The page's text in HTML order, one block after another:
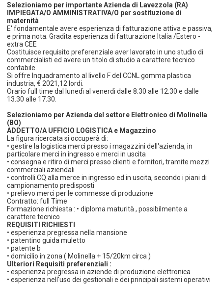
Selezioniamo per importante Azienda di Lavezzola (RA)
IMPIEGATA/O AMMINISTRATIVA/O per sostituzione di
maternità
E' fondamentale avere esperienza di fatturazione attiva e passiva,
e prima nota. Gradita esperienza di fatturazione Italia /Estero -
extra CEE
Costituisce requisito preferenziale aver lavorato in uno studio di
commercialisti ed avere un titolo di studio a carattere tecnico
contabile.
Si offre Inquadramento al livello F del CCNL gomma plastica
industria, € 2021,12 lordi.
Orario full time dal lunedì al venerdì dalle 8.30 alle 12.30 e dalle
13.30 alle 17.30.
Selezioniamo per Azienda del settore Elettronico di Molinella
(BO)
ADDETTO/A UFFICIO LOGISTICA e Magazzino
La figura ricercata si occuperà di:
• gestire la logistica merci presso i magazzini dell'azienda, in
particolare merci in ingresso e merci in uscita
• consegna e ritiro di merci presso clienti e fornitori, tramite mezzi
commerciali aziendali
• controlli CQ alla merce in ingresso ed in uscita, secondo i piani di
campionamento predisposti
• prelievo merci per le commesse di produzione
Contratto: full Time
Formazione richiesta : • diploma maturità , possibilmente a
carattere tecnico
REQUISITI RICHIESTI
• esperienza pregressa nella mansione
• patentino guida muletto
• patente b
• domicilio in zona ( Molinella + 15/20km circa )
Ulteriori Requisiti preferenziali :
• esperienza pregressa in aziende di produzione elettronica
• esperienza nell'uso dei gestionali e dei principali sistemi operativi